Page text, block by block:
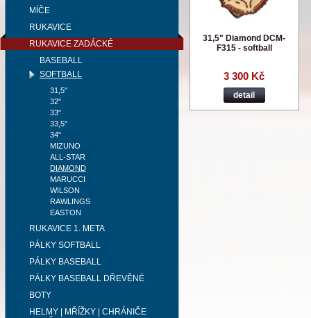
MÍČE
RUKAVICE
RUKAVICE ZADÁCKÉ
BASEBALL
SOFTBALL
31,5"
32"
33"
33,5"
34"
MIZUNO
ALL-STAR
DIAMOND
MARUCCI
WILSON
RAWLINGS
EASTON
RUKAVICE 1. META
PÁLKY SOFTBALL
PÁLKY BASEBALL
PÁLKY BASEBALL DŘEVĚNÉ
BOTY
HELMY | MŘÍŽKY | CHRÁNIČE
31,5" Diamond DCM-
F315 - softball
3 300 Kč
detail